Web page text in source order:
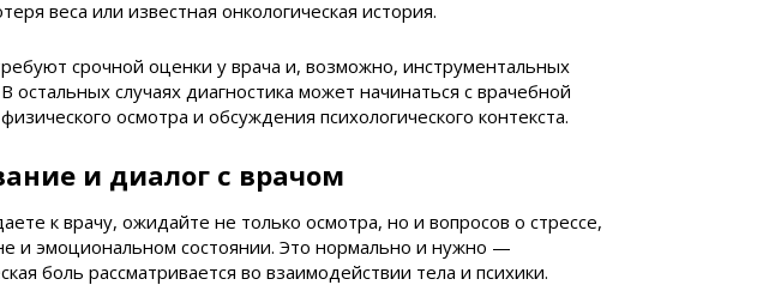
веса или известная онкологическая история.
срочной оценки у врача и, возможно, инструментальных
остальных случаях диагностика может начинаться с врачебной
осмотра и обсуждения психологического контекста.
и диалог с врачом
к врачу, ожидайте не только осмотра, но и вопросов о стрессе,
и эмоциональном состоянии. Это нормально и нужно —
боль рассматривается во взаимодействии тела и психики.